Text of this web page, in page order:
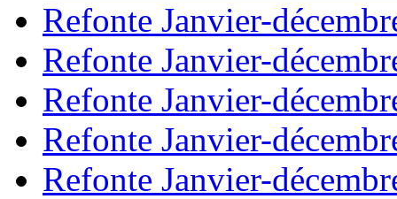
Refonte Janvier-
Refonte Janvier-
Refonte Janvier-
Refonte Janvier-
Refonte Janvier-